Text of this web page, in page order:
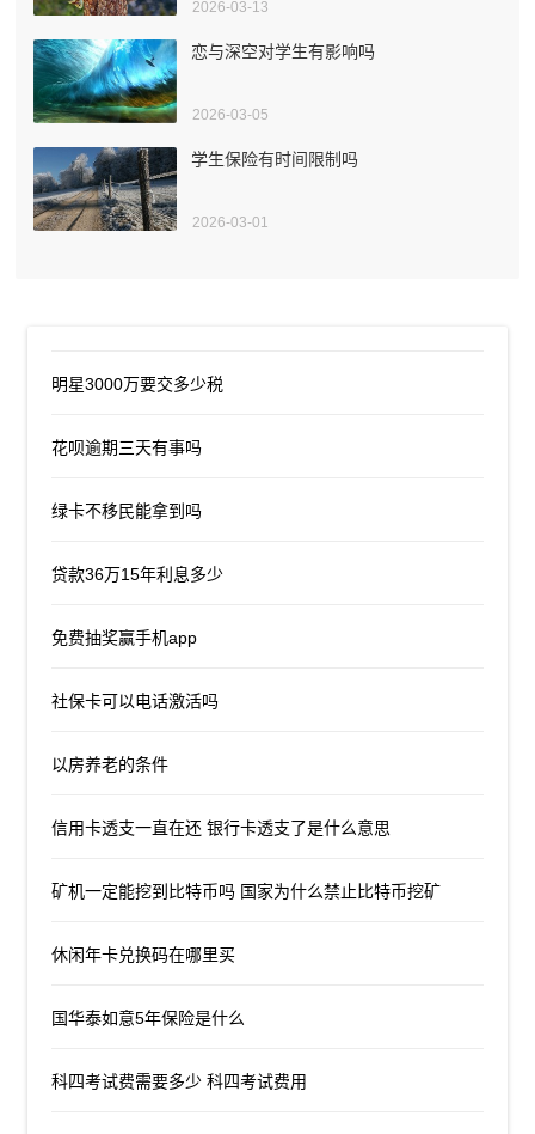
2026-03-13
恋与深空对学生有影响吗
2026-03-05
学生保险有时间限制吗
2026-03-01
明星3000万要交多少税
花呗逾期三天有事吗
绿卡不移民能拿到吗
贷款36万15年利息多少
免费抽奖赢手机app
社保卡可以电话激活吗
以房养老的条件
信用卡透支一直在还 银行卡透支了是什么意思
矿机一定能挖到比特币吗 国家为什么禁止比特币挖矿
休闲年卡兑换码在哪里买
国华泰如意5年保险是什么
科四考试费需要多少 科四考试费用